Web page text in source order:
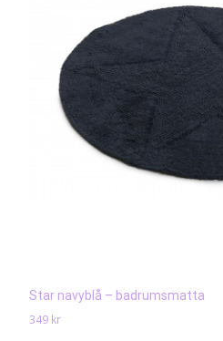
Star navyblå – badrumsmatta
349 kr